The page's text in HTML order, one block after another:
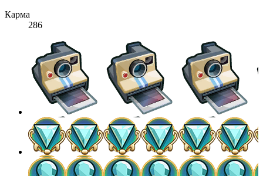
Карма
286